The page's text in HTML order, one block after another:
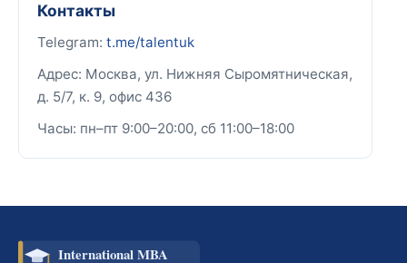
Контакты
Telegram: t.me/talentuk
Адрес: Москва, ул. Нижняя Сыромятническая,
д. 5/7, к. 9, офис 436
Часы: пн–пт 9:00–20:00, сб 11:00–18:00
International MBA